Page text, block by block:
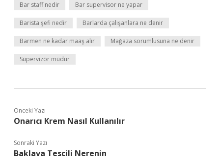
Bar staff nedir Bar supervisor ne yapar
Barista şefi nedir Barlarda çalışanlara ne denir
Barmen ne kadar maaş alır Mağaza sorumlusuna ne denir
Süpervizör müdür
Önceki Yazı
Onarıcı Krem Nasıl Kullanılır
Sonraki Yazı
Baklava Tescili Nerenin